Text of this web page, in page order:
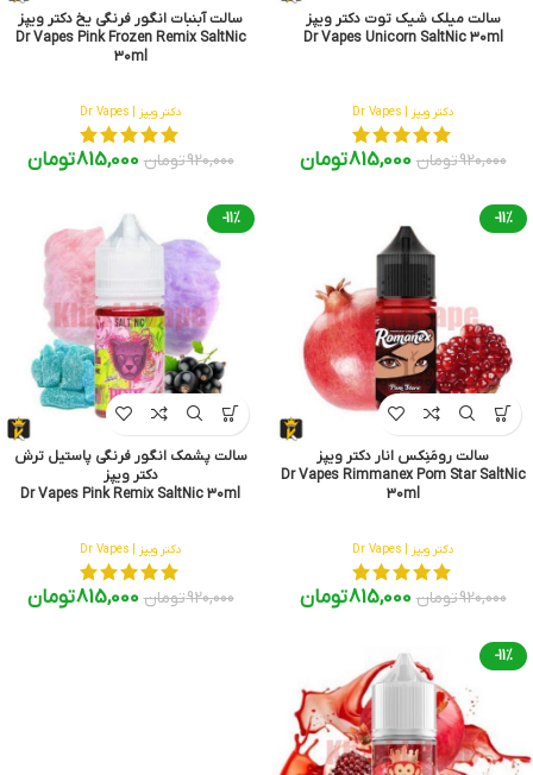
سالت میلک شیک توت دکتر ویپز
Dr Vapes Unicorn SaltNic 30ml
دکتر ویپز | Dr Vapes
920,000تومان 815,000تومان
سالت آبنبات انگور فرنگی یخ دکتر ویپز
Dr Vapes Pink Frozen Remix SaltNic
30ml
دکتر ویپز | Dr Vapes
920,000تومان 815,000تومان
-11%
سالت رومَنِکس انار دکتر ویپز
Dr Vapes Rimmanex Pom Star SaltNic
30ml
دکتر ویپز | Dr Vapes
920,000تومان 815,000تومان
-11%
سالت پشمک انگور فرنگی پاستیل ترش
دکتر ویپز
Dr Vapes Pink Remix SaltNic 30ml
دکتر ویپز | Dr Vapes
920,000تومان 815,000تومان
-11%